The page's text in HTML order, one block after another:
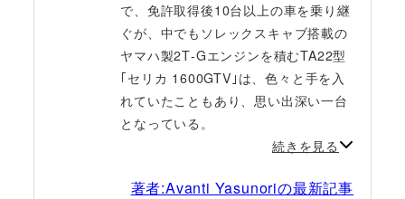
で、免許取得後10台以上の車を乗り継
ぐが、中でもソレックスキャブ搭載の
ヤマハ製2T‐Gエンジンを積むTA22型
｢セリカ 1600GTV｣は、色々と手を入
れていたこともあり、思い出深い一台
となっている。
続きを見る
著者:Avanti Yasunoriの最新記事